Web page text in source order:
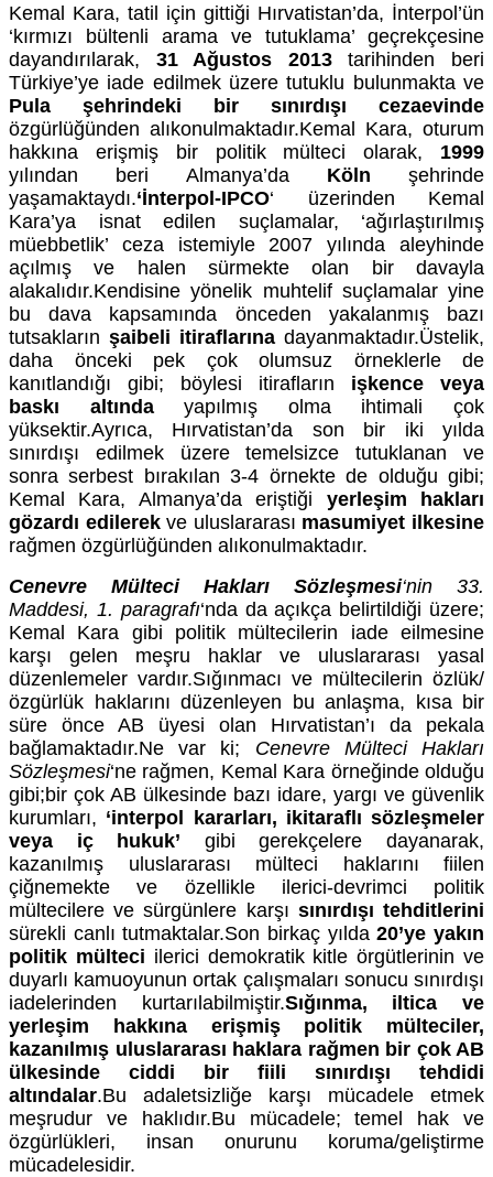
Kemal Kara, tatil için gittiği Hırvatistan’da, İnterpol’ün
‘kırmızı bültenli arama ve tutuklama’ geçrekçesine
dayandırılarak, 31 Ağustos 2013tarihinden beri
Türkiye’ye iade edilmek üzere tutuklu bulunmakta ve
Pula şehrindeki bir sınırdışı cezaevinde
özgürlüğünden alıkonulmaktadır.Kemal Kara, oturum
hakkına erişmiş bir politik mülteci olarak, 1999
yılından beri Almanya’da Köln şehrinde
yaşamaktaydı.‘İnterpol-IPCO‘ üzerinden Kemal
Kara’ya isnat edilen suçlamalar, ‘ağırlaştırılmış
müebbetlik’ ceza istemiyle 2007 yılında aleyhinde
açılmış ve halen sürmekte olan bir davayla
alakalıdır.Kendisine yönelik muhtelif suçlamalar yine
bu dava kapsamında önceden yakalanmış bazı
tutsakların şaibeli itiraflarına dayanmaktadır.Üstelik,
daha önceki pek çok olumsuz örneklerle de
kanıtlandığı gibi; böylesi itirafların işkence veya
baskı altındayapılmış olma ihtimali çok
yüksektir.Ayrıca, Hırvatistan’da son bir iki yılda
sınırdışı edilmek üzere temelsizce tutuklanan ve
sonra serbest bırakılan 3-4 örnekte de olduğu gibi;
Kemal Kara, Almanya’da eriştiği yerleşim hakları
gözardı edilerekve uluslararası masumiyet ilkesine
rağmen özgürlüğünden alıkonulmaktadır.
Cenevre Mülteci Hakları Sözleşmesi‘nin 33.
Maddesi, 1. paragrafı‘nda da açıkça belirtildiği üzere;
Kemal Kara gibi politik mültecilerin iade eilmesine
karşı gelen meşru haklar ve uluslararası yasal
düzenlemeler vardır.Sığınmacı ve mültecilerin özlük/
özgürlük haklarını düzenleyen bu anlaşma, kısa bir
süre önce AB üyesi olan Hırvatistan’ı da pekala
bağlamaktadır.Ne var ki; Cenevre Mülteci Hakları
Sözleşmesi‘ne rağmen, Kemal Kara örneğinde olduğu
gibi;bir çok AB ülkesinde bazı idare, yargı ve güvenlik
kurumları, ‘interpol kararları, ikitaraflı sözleşmeler
veya iç hukuk’ gibi gerekçelere dayanarak,
kazanılmış uluslararası mülteci haklarını fiilen
çiğnemekte ve özellikle ilerici-devrimci politik
mültecilere ve sürgünlere karşı sınırdışı tehditlerini
sürekli canlı tutmaktalar.Son birkaç yılda20’ye yakın
politik mülteci ilerici demokratik kitle örgütlerinin ve
duyarlı kamuoyunun ortak çalışmaları sonucu sınırdışı
iadelerinden kurtarılabilmiştir.Sığınma, iltica ve
yerleşim hakkına erişmiş politik mülteciler,
kazanılmış uluslararası haklara rağmen bir çok AB
ülkesinde ciddi bir fiili sınırdışı tehdidi
altındalar.Bu adaletsizliğe karşı mücadele etmek
meşrudur ve haklıdır.Bu mücadele; temel hak ve
özgürlükleri, insan onurunu koruma/geliştirme
mücadelesidir.